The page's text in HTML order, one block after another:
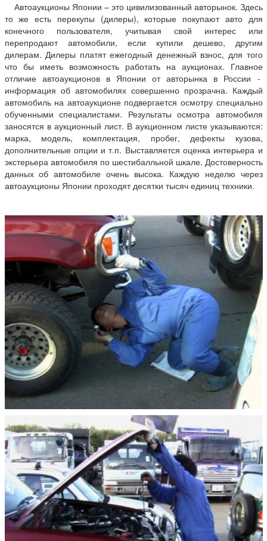
Автоаукционы Японии –это цивилизованный авторынок. Здесь
то же есть перекупы (дилеры), которые покупают авто для
конечного пользователя, учитывая свой интерес или
перепродают автомобили, если купили дешево, другим
дилерам. Дилеры платят ежегодный денежный взнос, для того
что бы иметь возможность работать на аукционах. Главное
отличие автоаукционов в Японии от авторынка в России -
информация об автомобилях совершенно прозрачна. Каждый
автомобиль на автоаукционе подвергается осмотру специально
обученными специалистами. Результаты осмотра автомобиля
заносятся в аукционный лист. В аукционном листе указываются:
марка, модель, комплектация, пробег, дефекты кузова,
дополнительные опции и т.п. Выставляется оценка интерьера и
экстерьера автомобиля по шестибалльной шкале. Достоверность
данных об автомобиле очень высока. Каждую неделю через
автоаукционы Японии проходят десятки тысяч единиц техники.